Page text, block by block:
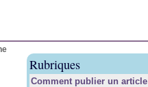
Rubriques
Comment publier un article